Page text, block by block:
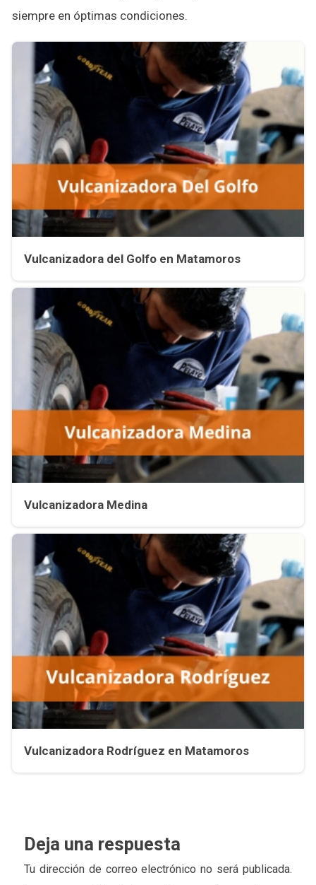
siempre en óptimas condiciones.
Vulcanizadora del Golfo en Matamoros
Vulcanizadora Medina
Vulcanizadora Rodríguez en Matamoros
Deja una respuesta
Tu dirección de correo electrónico no será publicada.